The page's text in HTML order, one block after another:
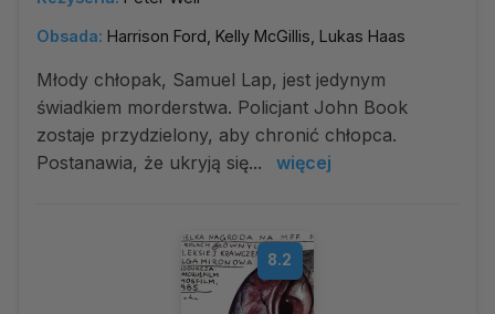
Obsada: Harrison Ford, Kelly McGillis, Lukas Haas
Młody chłopak, Samuel Lap, jest jedynym
świadkiem morderstwa. Policjant John Book
zostaje przydzielony, aby chronić chłopca.
Postanawia, że ukryją się...
więcej
8.2